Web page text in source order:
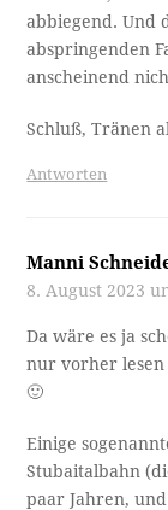
abbiegend. Und
abspringenden
anscheinend
Schluß, Tränen
Antworten
Manni
8. August 2023
Da wäre es ja
nur vorher lesen
🙂
Einige
Stubaitalbahn
paar Jahren,